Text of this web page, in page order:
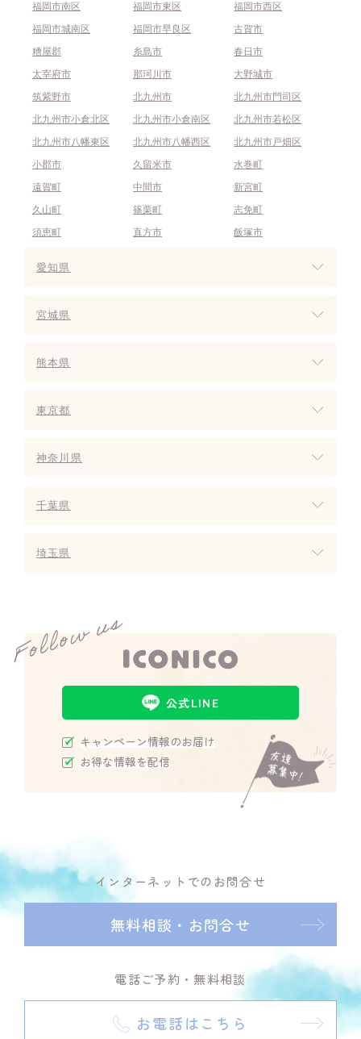
福岡市南区
福岡市東区
福岡市西区
福岡市城南区
福岡市早良区
古賀市
糟屋郡
糸島市
春日市
太宰府市
那珂川市
大野城市
筑紫野市
北九州市
北九州市門司区
北九州市小倉北区
北九州市小倉南区
北九州市若松区
北九州市八幡東区
北九州市八幡西区
北九州市戸畑区
小郡市
久留米市
水巻町
遠賀町
中間市
新宮町
久山町
篠栗町
志免町
須恵町
直方市 飯塚市
愛知県
宮城県
熊本県
東京都
神奈川県
千葉県
埼玉県
公式LINE
キャンペーン情報のお届け
お得な情報を配信
インターネットでのお問合せ
無料相談・お問合せ
電話ご予約・無料相談
お電話はこちら